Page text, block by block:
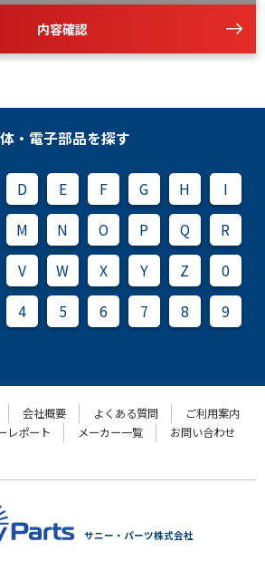
内容確認
・電子部品を探す
D E F G H
I
M N O P Q
R
V W X Y Z
0
4 5 6 7 8
9
会社概要 よくある質問
ご利用案内
レポート メーカー一覧
お問い合わせ
サニー・パーツ株式会社